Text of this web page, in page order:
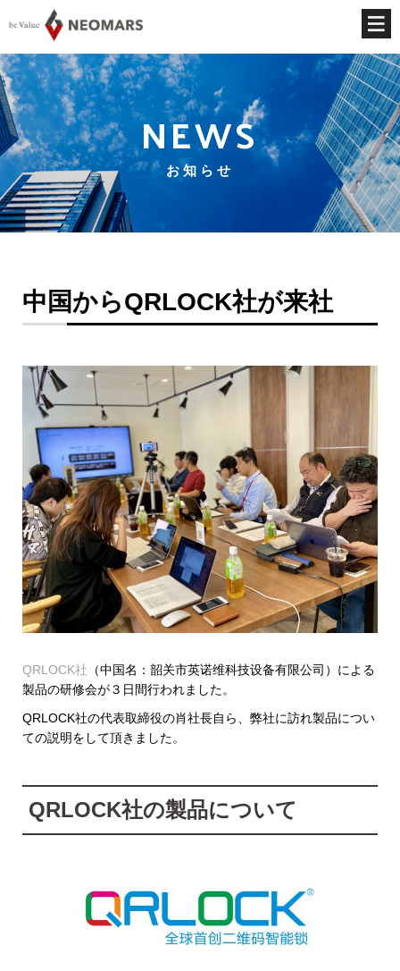
NEWS
お知らせ
中国からQRLOCK社が来社
QRLOCK社 （中国名：韶关市英诺维科技设备有限公司）による
製品の研修会が３日間行われました。
QRLOCK社の代表取締役の肖社長自ら、弊社に訪れ製品につい
ての説明をして頂きました。
QRLOCK社の製品について